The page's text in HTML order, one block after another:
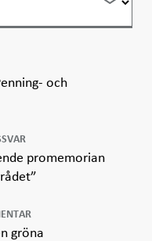
och
promemorian
gröna